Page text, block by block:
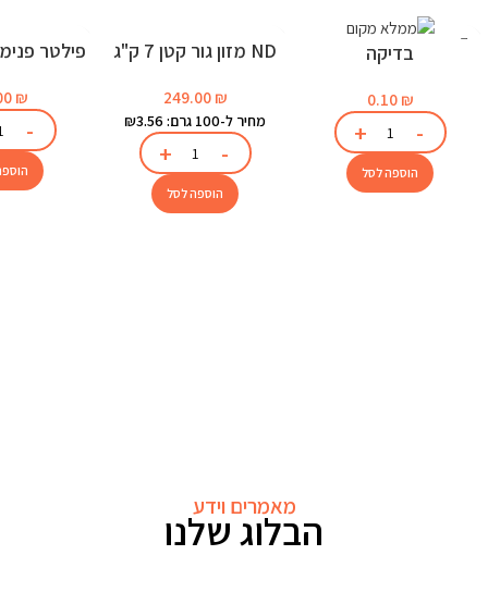
בדיקה
0.10 ₪
הוספה לסל
ND מזון גור קטן 7 ק"ג
249.00 ₪
מחיר ל-100 גרם: ₪3.56
הוספה לסל
₪
מאמרים וידע
הבלוג שלנו